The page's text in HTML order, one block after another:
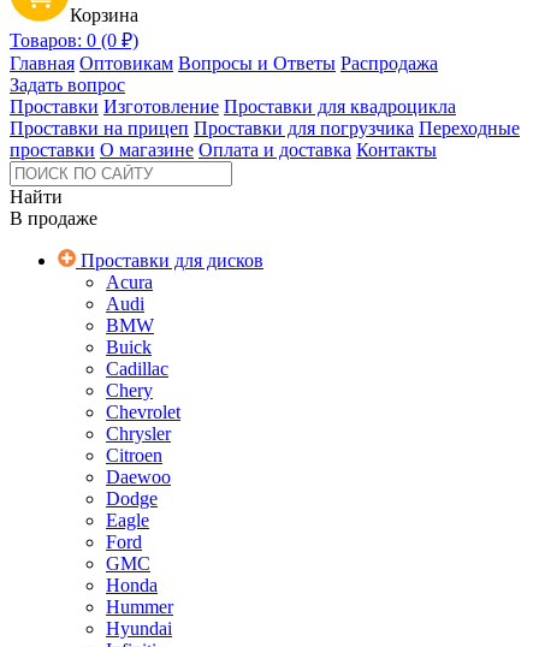
Корзина
Товаров: 0 (0 ₽)
Главная Оптовикам Вопросы и Ответы Распродажа
Задать вопрос
Проставки Изготовление Проставки для квадроцикла
Проставки на прицеп Проставки для погрузчика Переходные
проставки О магазине Оплата и доставка Контакты
Найти
В продаже
Проставки для дисков
Acura
Audi
BMW
Buick
Cadillac
Chery
Chevrolet
Chrysler
Citroen
Daewoo
Dodge
Eagle
Ford
GMC
Honda
Hummer
Hyundai